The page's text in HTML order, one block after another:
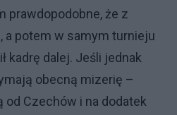
prawdopodobne, że z
a potem w samym turnieju
kadrę dalej. Jeśli jednak
obecną mizerię –
od Czechów i na dodatek